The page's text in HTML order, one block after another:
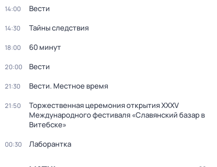
14:00 Вести
14:30 Тайны следствия
18:00 60 минут
20:00 Вести
21:30 Вести. Местное время
21:50
Торжественная церемония открытия XXXV
Международного фестиваля «Славянский базар в
Витебске»
00:30 Лаборантка